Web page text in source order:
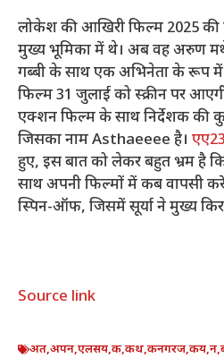
लोकेश की आखिरी फिल्म 2025 की
मुख्य भूमिका में थे। अब वह अरुण
गब्बी के साथ एक अभिनेता के रूप
फिल्म 31 जुलाई को स्क्रीन पर
एक्शन फिल्म के साथ निर्देशक की
जिसका नाम Asthaeeee है। एए23
हुए, इस बात को लेकर बहुत भ्रम है
साथ अपनी फिल्मों में कब वापसी
स्पिन-ऑफ, जिसमें सूर्या ने मुख्य
Source link
अत,अपन,एलसय,क,कथ,कनगरज,कय,न,